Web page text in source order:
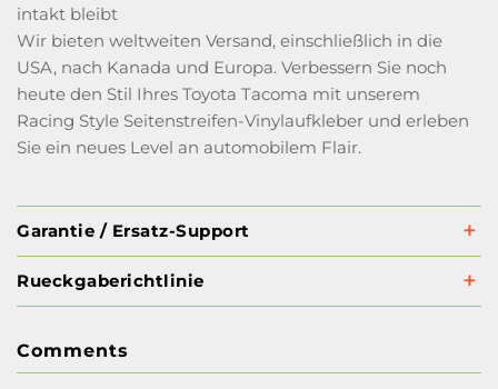
intakt bleibt
Wir bieten weltweiten Versand, einschließlich in die
USA, nach Kanada und Europa. Verbessern Sie noch
heute den Stil Ihres Toyota Tacoma mit unserem
Racing Style Seitenstreifen-Vinylaufkleber und erleben
Sie ein neues Level an automobilem Flair.
Garantie / Ersatz-Support
Rueckgaberichtlinie
Comments